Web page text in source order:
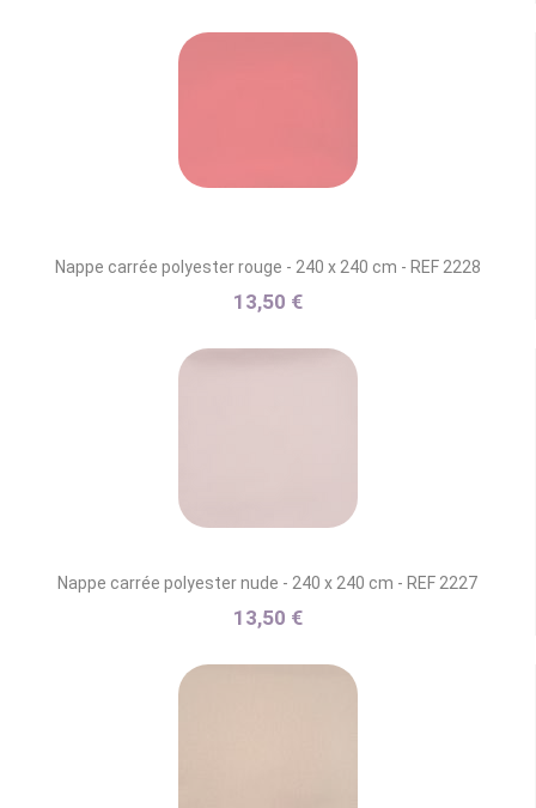
Nappe carrée polyester rouge - 240 x 240 cm - REF 2228
13,50 €
Nappe carrée polyester nude - 240 x 240 cm - REF 2227
13,50 €